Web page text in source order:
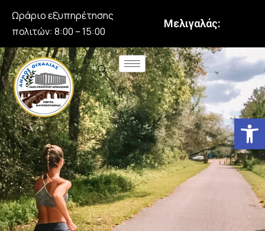
Ωράριο εξυπηρέτησης
πολιτών: 8:00 – 15:00
Μελιγαλάς: